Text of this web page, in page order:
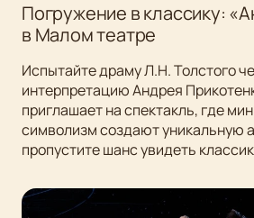
Погружение в классику:
в Малом театре
Испытайте драму Л.Н. Толстого
интерпретацию Андрея
приглашает на спектакль, где
символизм создают уникальную
пропустите шанс увидеть